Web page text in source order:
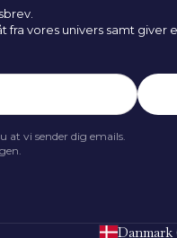
fra vores univers samt giver
at vi sender dig emails.